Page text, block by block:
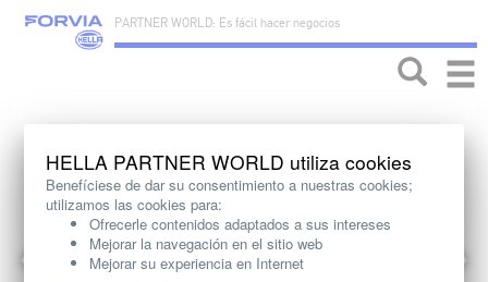
PARTNER WORLD: Es fácil hacer negocios
Toggle
HELLA PARTNER WORLD utiliza cookies
Benefíciese de dar su consentimiento a nuestras cookies;
utilizamos las cookies para:
Ofrecerle contenidos adaptados a sus intereses
Mejorar la navegación en el sitio web
Mejorar su experiencia en Internet